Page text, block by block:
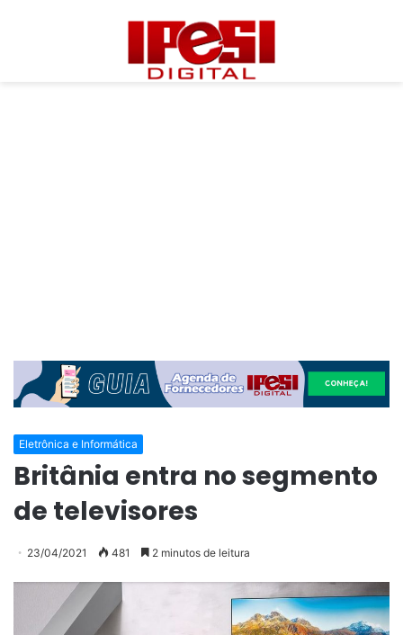
Eletrônica e Informática
Britânia entra no segmento
de televisores
23/04/2021 481 2 minutos de leitura